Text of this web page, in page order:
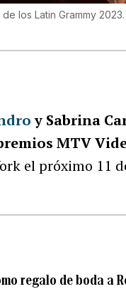
los Latin Grammy 2023.
y Sabrina
MTV
el próximo 11
regalo de boda a